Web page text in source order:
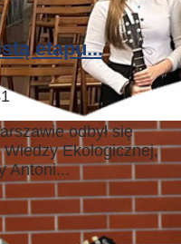
etapu...
odbył się
Ekologicznej,
Antoni...